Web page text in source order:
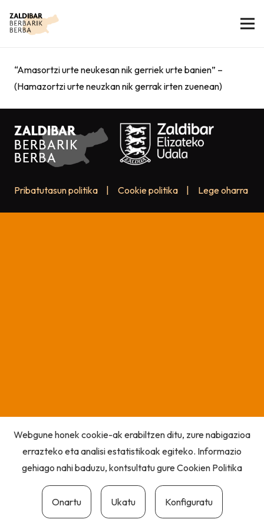
“Amasortzi urte neukesan nik gerriek urte banien” –
(Hamazortzi urte neuzkan nik gerrak irten zuenean)
Pribatutasun politika Cookie politika Lege oharra
Webgune honek cookie-ak erabiltzen ditu, zure nabigazioa
errazteko eta analisi estatistikoak egiteko. Informazio
gehiago nahi baduzu, kontsultatu gureCookien Politika
Onartu Ukatu Konfiguratu